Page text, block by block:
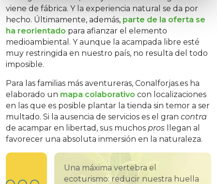
viene de fábrica. Y la experiencia natural se da por
hecho. Últimamente, además, parte de la oferta se
ha reorientado para afianzar el elemento
medioambiental. Y aunque la acampada libre esté
muy restringida en nuestro país, no resulta del todo
imposible.
Para las familias más aventureras, Conalforjas.es ha
elaborado un mapa colaborativo con localizaciones
en las que es posible plantar la tienda sin temor a ser
multado. Si la ausencia de servicios es el gran contra
de acampar en libertad, sus muchos pros llegan al
favorecer una absoluta inmersión en la naturaleza.
Una máxima vertebra el
ecoturismo: reducir nuestra huella